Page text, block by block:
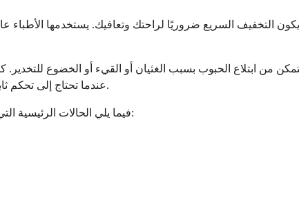
التخفيف السريع ضروريًا لراحتك وتعافيك. يستخدمها الأطباء
من ابتلاع الحبوب بسبب الغثيان أو القيء أو الخضوع
عندما تحتاج إلى تحكم ثابت في الألم لا يعتمد على مدى جودة امتصاص معدتك للدواء.
فيما يلي الحالات الرئيسية التي قد يوصي فيها طبيبك بمسكنات الألم هذه عن طريق الوريد: